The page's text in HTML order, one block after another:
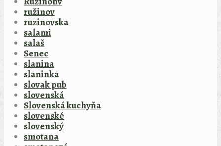
ružinov
ruzinovska
salami
salaš
Senec
slanina
slaninka
slovak pub
slovenská
Slovenská kuchyňa
slovenské
slovenský
smotana